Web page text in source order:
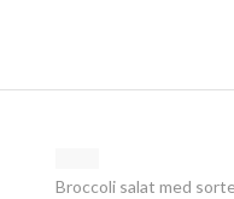
Broccoli salat med